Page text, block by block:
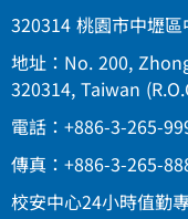
320314 桃園市中壢
地址：No. 200,
320314, Taiwan
電話：+886-3-265-
傳真：+886-3-265-
校安中心24小時值勤